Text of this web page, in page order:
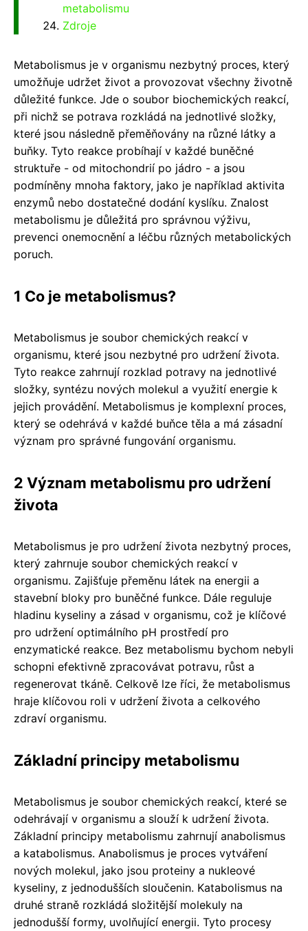
metabolismu
Zdroje
Metabolismus je v organismu nezbytný proces, který
umožňuje udržet život a provozovat všechny životně
důležité funkce. Jde o soubor biochemických reakcí,
při nichž se potrava rozkládá na jednotlivé složky,
které jsou následně přeměňovány na různé látky a
buňky. Tyto reakce probíhají v každé buněčné
struktuře - od mitochondrií po jádro - a jsou
podmíněny mnoha faktory, jako je například aktivita
enzymů nebo dostatečné dodání kyslíku. Znalost
metabolismu je důležitá pro správnou výživu,
prevenci onemocnění a léčbu různých metabolických
poruch.
1 Co je metabolismus?
Metabolismus je soubor chemických reakcí v
organismu, které jsou nezbytné pro udržení života.
Tyto reakce zahrnují rozklad potravy na jednotlivé
složky, syntézu nových molekul a využití energie k
jejich provádění. Metabolismus je komplexní proces,
který se odehrává v každé buňce těla a má zásadní
význam pro správné fungování organismu.
2 Význam metabolismu pro udržení
života
Metabolismus je pro udržení života nezbytný proces,
který zahrnuje soubor chemických reakcí v
organismu. Zajišťuje přeměnu látek na energii a
stavební bloky pro buněčné funkce. Dále reguluje
hladinu kyseliny a zásad v organismu, což je klíčové
pro udržení optimálního pH prostředí pro
enzymatické reakce. Bez metabolismu bychom nebyli
schopni efektivně zpracovávat potravu, růst a
regenerovat tkáně. Celkově lze říci, že metabolismus
hraje klíčovou roli v udržení života a celkového
zdraví organismu.
Základní principy metabolismu
Metabolismus je soubor chemických reakcí, které se
odehrávají v organismu a slouží k udržení života.
Základní principy metabolismu zahrnují anabolismus
a katabolismus. Anabolismus je proces vytváření
nových molekul, jako jsou proteiny a nukleové
kyseliny, z jednodušších sloučenin. Katabolismus na
druhé straně rozkládá složitější molekuly na
jednodušší formy, uvolňující energii. Tyto procesy